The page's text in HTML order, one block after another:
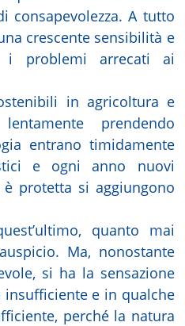
consapevolezza. A tutto
crescente sensibilità e
i problemi arrecati ai
in agricoltura e
prendendo
entrano timidamente
e ogni anno nuovi
protetta si aggiungono
quanto mai
Ma, nonostante
si ha la sensazione
e in qualche
perché la natura